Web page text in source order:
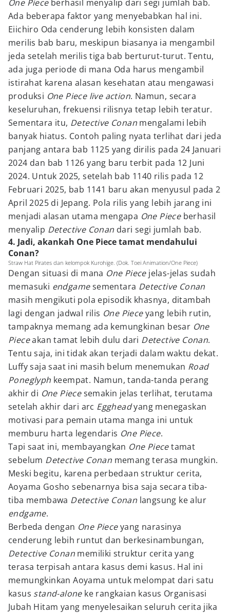
One Pieceberhasil menyalip dari segi jumlah bab.
Ada beberapa faktor yang menyebabkan hal ini.
Eiichiro Oda cenderung lebih konsisten dalam
merilis bab baru, meskipun biasanya ia mengambil
jeda setelah merilis tiga bab berturut-turut. Tentu,
ada juga periode di mana Oda harus mengambil
istirahat karena alasan kesehatan atau mengawasi
produksi One Piece live action. Namun, secara
keseluruhan, frekuensi rilisnya tetap lebih teratur.
Sementara itu, Detective Conan mengalami lebih
banyak hiatus. Contoh paling nyata terlihat dari jeda
panjang antara bab 1125 yang dirilis pada 24 Januari
2024 dan bab 1126 yang baru terbit pada 12 Juni
2024. Untuk 2025, setelah bab 1140 rilis pada 12
Februari 2025, bab 1141 baru akan menyusul pada 2
April 2025 di Jepang. Pola rilis yang lebih jarang ini
menjadi alasan utama mengapa One Pieceberhasil
menyalip Detective Conan dari segi jumlah bab.
4. Jadi, akankah One Piece tamat mendahului
Conan?
Straw Hat Pirates dan kelompok Kurohige. (Dok. Toei Animation/One Piece)
Dengan situasi di mana One Piecejelas-jelas sudah
memasuki endgamesementara Detective Conan
masih mengikuti pola episodik khasnya, ditambah
lagi dengan jadwal rilis One Pieceyang lebih rutin,
tampaknya memang ada kemungkinan besar One
Pieceakan tamat lebih dulu dari Detective Conan.
Tentu saja, ini tidak akan terjadi dalam waktu dekat.
Luffy saja saat ini masih belum menemukan Road
Poneglyph keempat. Namun, tanda-tanda perang
akhir di One Piecesemakin jelas terlihat, terutama
setelah akhir dari arc Eggheadyang menegaskan
motivasi para pemain utama manga ini untuk
memburu harta legendaris One Piece.
Tapi saat ini, membayangkan One Piecetamat
sebelum Detective Conan memang terasa mungkin.
Meski begitu, karena perbedaan struktur cerita,
Aoyama Gosho sebenarnya bisa saja secara tiba-
tiba membawa Detective Conan langsung ke alur
endgame.
Berbeda dengan One Pieceyang narasinya
cenderung lebih runtut dan berkesinambungan,
Detective Conan memiliki struktur cerita yang
terasa terpisah antara kasus demi kasus. Hal ini
memungkinkan Aoyama untuk melompat dari satu
kasus stand-aloneke rangkaian kasus Organisasi
Jubah Hitam yang menyelesaikan seluruh cerita jika